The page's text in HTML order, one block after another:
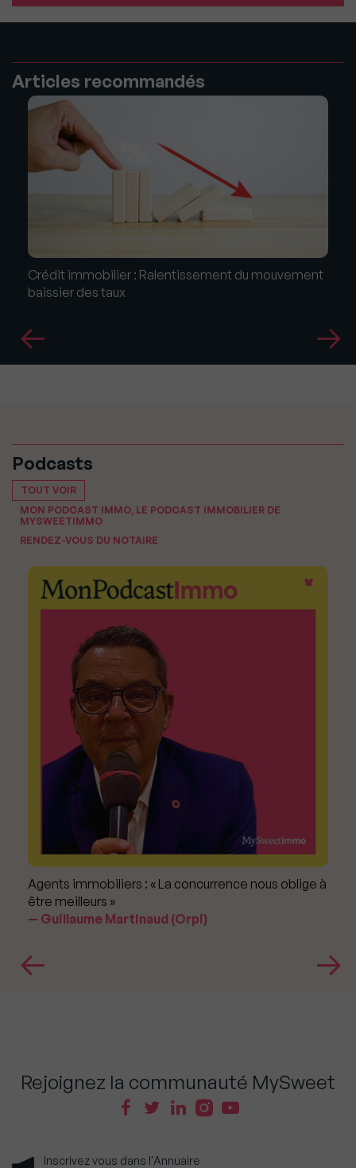
Articles recommandés
Crédit immobilier : Ralentissement du mouvement
baissier des taux
Podcasts
TOUT VOIR
MON PODCAST IMMO, LE PODCAST IMMOBILIER DE
MYSWEETIMMO
RENDEZ-VOUS DU NOTAIRE
Agents immobiliers : « La concurrence nous oblige à
être meilleurs »
Guillaume Martinaud (Orpi)
Rejoignez la communauté MySweet
Inscrivez vous dans l'Annuaire